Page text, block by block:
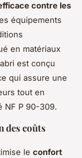
contre les
équipements
en matériaux
est conçu
qui assure une
tout en
NF P 90-309.
des coûts
le confort